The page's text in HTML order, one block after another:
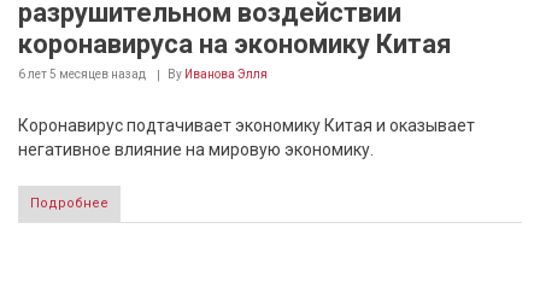
разрушительном воздействии
коронавируса на экономику Китая
6 лет 5 месяцев назад By Иванова Элля
Коронавирус подтачивает экономику Китая и оказывает
негативное влияние на мировую экономику.
Подробнее